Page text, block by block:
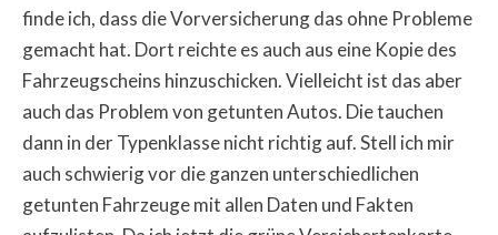
finde ich, dass die Vorversicherung das ohne Probleme
gemacht hat. Dort reichte es auch aus eine Kopie des
Fahrzeugscheins hinzuschicken. Vielleicht ist das aber
auch das Problem von getunten Autos. Die tauchen
dann in der Typenklasse nicht richtig auf. Stell ich mir
auch schwierig vor die ganzen unterschiedlichen
getunten Fahrzeuge mit allen Daten und Fakten